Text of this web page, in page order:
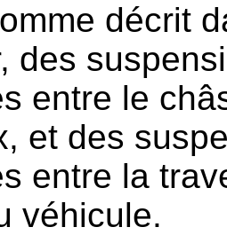
décrit
des
entre le
et des
entre la
véhicule.